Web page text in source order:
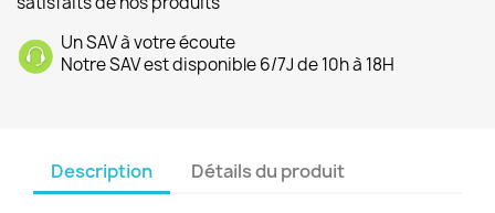
Un SAV à votre écoute
Notre SAV est disponible 6/7J de 10h à 18H
Description Détails du produit